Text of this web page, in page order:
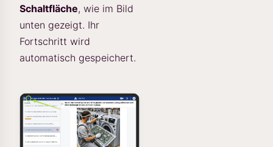
Schaltfläche, wie im Bild
unten gezeigt. Ihr
Fortschritt wird
automatisch gespeichert.